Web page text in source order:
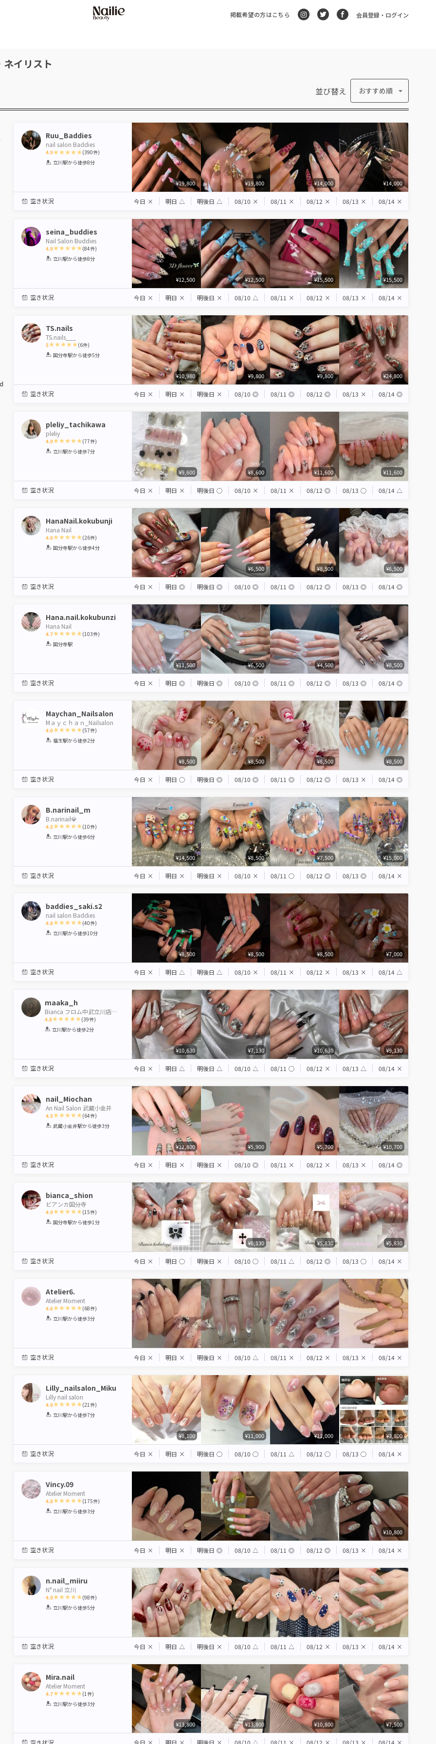
掲載希望の方はこちら 会員登録・ログイン
イリスト
並び替え おすすめ順
Ruu_Baddies
nail salon Baddies
4.9
1 2 3 4 5
(390件)
立川駅から徒歩8分
¥19,800 ¥19,800 ¥14,000 ¥14,000
空き状況 今日 × 明日 △ 明後日 △ 08/10 × 08/11 × 08/12 × 08/13 × 08/14 ×
seina_buddies
Nail Salon Buddies
4.9
1 2 3 4 5
(84件)
立川駅から徒歩8分
¥12,500 ¥12,500 ¥15,500 ¥15,500
空き状況 今日 × 明日 × 明後日 × 08/10 △ 08/11 × 08/12 × 08/13 × 08/14 ×
TS.nails
TS.nails___
5
1 2 3 4 5
(6件)
国分寺駅から徒歩5分
¥10,980 ¥9,800 ¥9,800 ¥24,800
空き状況 今日 × 明日 × 明後日 × 08/10 ◎ 08/11 ◎ 08/12 ◎ 08/13 × 08/14 ◎
pleliy_tachikawa
pleliy
4.9
1 2 3 4 5
(77件)
立川駅から徒歩7分
¥9,600 ¥8,600 ¥11,600 ¥11,600
空き状況 今日 × 明日 × 明後日 ◯ 08/10 × 08/11 × 08/12 ◎ 08/13 ◯ 08/14 △
HanaNail.kokubunji
Hana Nail
4.6
1 2 3 4 5
(26件)
国分寺駅から徒歩4分
¥6,500 ¥8,500 ¥6,500
空き状況 今日 × 明日 ◎ 明後日 ◎ 08/10 ◎ 08/11 ◎ 08/12 ◎ 08/13 ◎ 08/14 ◎
Hana.nail.kokubunzi
Hana Nail
4.7
1 2 3 4
(103件)
国分寺駅
¥11,500 ¥6,500 ¥4,500 ¥8,500
空き状況 今日 × 明日 ◎ 明後日 ◎ 08/10 ◎ 08/11 ◎ 08/12 ◎ 08/13 ◎ 08/14 ◎
Maychan_Nailsalon
Mａｙｃｈａｎ_Nailsalon
4.6
1 2 3 4 5
(57件)
福生駅から徒歩2分
¥8,500 ¥8,500 ¥8,500 ¥8,500
空き状況 今日 × 明日 ◯ 明後日 ◎ 08/10 ◎ 08/11 ◎ 08/12 ◎ 08/13 × 08/14 ◎
B.narinail_m
B.narinail💎
4.5
1 2 3 4 5
(10件)
立川駅から徒歩6分
¥14,500 ¥8,500 ¥7,500 ¥15,000
空き状況 今日 × 明日 × 明後日 × 08/10 × 08/11 ◯ 08/12 ◎ 08/13 ◎ 08/14 ×
baddies_saki.s2
nail salon Baddies
4.8
1 2 3 4 5
(40件)
立川駅から徒歩10分
¥8,500 ¥8,500 ¥8,500 ¥7,000
空き状況 今日 × 明日 △ 明後日 △ 08/10 × 08/11 × 08/12 × 08/13 × 08/14 △
maaka_h
Bianca フロム中武立川店【ビアンカ】
4.8
1 2 3 4 5
(39件)
立川駅から徒歩2分
¥10,630 ¥7,130 ¥10,630 ¥9,130
空き状況 今日 × 明日 △ 明後日 △ 08/10 △ 08/11 ◯ 08/12 × 08/13 △ 08/14 ×
nail_Miochan
An Nail Salon 武蔵小金井
4.5
1 2 3 4 5
(64件)
武蔵小金井駅から徒歩3分
¥12,800 ¥5,900 ¥5,700 ¥10,700
空き状況 今日 × 明日 × 明後日 × 08/10 ◎ 08/11 × 08/12 × 08/13 × 08/14 ◎
bianca_shion
ビアンカ国分寺
4.9
1 2 3 4 5
(15件)
国分寺駅から徒歩1分
¥6,130 ¥5,830 ¥5,830
空き状況 今日 × 明日 ◯ 明後日 × 08/10 ◯ 08/11 △ 08/12 ◎ 08/13 ◯ 08/14 ×
Atelier6.
Atelier Moment
4.6
1 2 3 4 5
(68件)
立川駅から徒歩3分
空き状況 今日 × 明日 × 明後日 × 08/10 △ 08/11 × 08/12 × 08/13 × 08/14 ×
Lilly_nailsalon_Miku
Lilly nail salon
4.9
1 2 3 4 5
(21 件)
立川駅から徒歩7分
¥8,100 ¥11,000 ¥11,000 ¥3,800
空き状況 今日 × 明日 × 明後日 ◯ 08/10 ◯ 08/11 △ 08/12 ◯ 08/13 ◯ 08/14 ×
Vincy.09
Atelier Moment
4.8
1 2 3 4 5
(175件)
立川駅から徒歩3分
¥10,800
空き状況 今日 × 明日 × 明後日 ◎ 08/10 △ 08/11 ◎ 08/12 ◎ 08/13 × 08/14 ×
n.nail_miiru
N° nail 立川
4.9
1 2 3 4 5
(98件)
立川駅から徒歩5分
空き状況 今日 × 明日 △ 明後日 × 08/10 △ 08/11 △ 08/12 × 08/13 × 08/14 ×
Mira.nail
Atelier Moment
4.7
1 2 3 4 5
(1 件)
立川駅から徒歩3分
¥13,800 ¥13,800 ¥10,800 ¥7,500
空き状況